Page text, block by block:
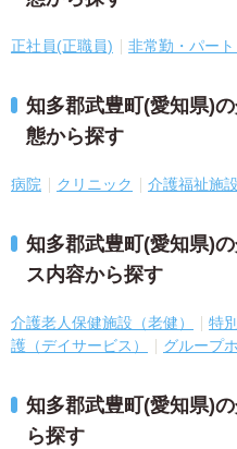
正社員(正職員) 非常勤・パー
知多郡武豊町(愛知県)
態から探す
病院 クリニック 介護福祉施設
知多郡武豊町(愛知県)
ス内容から探す
介護老人保健施設（老健） 特
護（デイサービス）
グループ
知多郡武豊町(愛知県)
ら探す